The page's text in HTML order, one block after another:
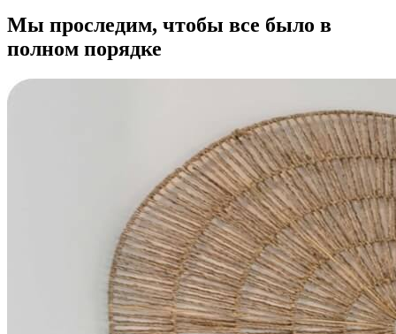
Мы проследим, чтобы все было в
полном порядке